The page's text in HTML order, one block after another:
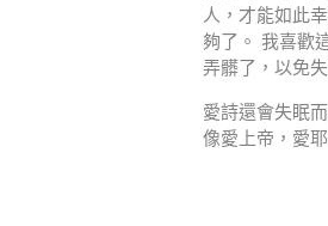
人，才能如此
夠了。 我喜歡
弄髒了，以免
愛詩還會失眠
像愛上帝，愛